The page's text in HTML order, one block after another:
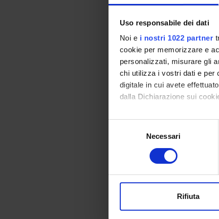
Uso responsabile dei dati
Noi e i nostri 1022 partner
cookie per memorizzare e
personalizzati, misurare gli
chi utilizza i vostri dati e per
digitale in cui avete
dalla Dichiarazione sui
Con il tuo consenso,
raccogliere
digitali).
modificare o ritirare il tuo
Necessari
Rifiuta
Azienda
Azienda
Azienda
Negrar